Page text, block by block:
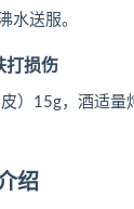
水送服。
打损伤
）15g，酒适量
绍